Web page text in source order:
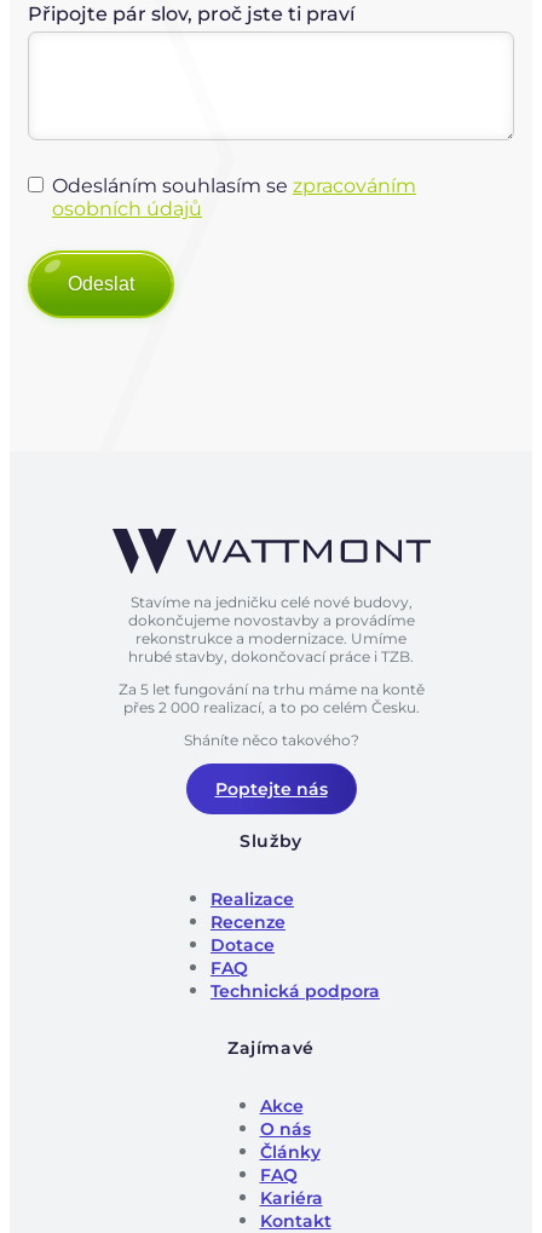
Připojte pár slov, proč jste ti praví
Odesláním souhlasím se zpracováním
osobních údajů
Odeslat
Stavíme na jedničku celé nové budovy,
dokončujeme novostavby a provádíme
rekonstrukce a modernizace. Umíme
hrubé stavby, dokončovací práce i TZB.
Za 5 let fungování na trhu máme na kontě
přes 2 000 realizací, a to po celém Česku.
Sháníte něco takového?
Poptejte nás
Služby
Realizace
Recenze
Dotace
FAQ
Technická podpora
Zajímavé
Akce
O nás
Články
FAQ
Kariéra
Kontakt